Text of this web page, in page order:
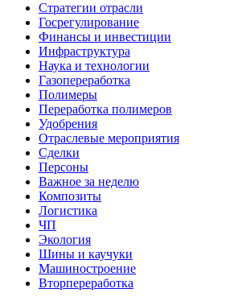
Стратегии отрасли
Госрегулирование
Финансы и инвестиции
Инфраструктура
Наука и технологии
Газопереработка
Полимеры
Переработка полимеров
Удобрения
Отраслевые мероприятия
Сделки
Персоны
Важное за неделю
Композиты
Логистика
ЧП
Экология
Шины и каучуки
Машиностроение
Вторпереработка